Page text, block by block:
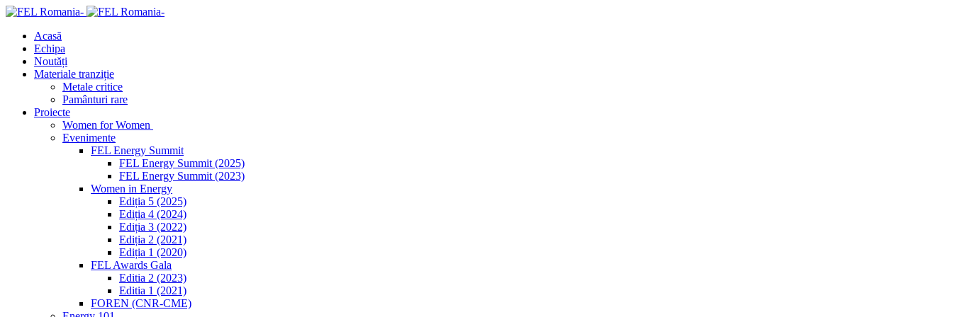
Acasă
Echipa
Noutăți
Materiale tranziție
Metale critice
Pamânturi rare
Proiecte
Women for Women
Evenimente
FEL Energy Summit
FEL Energy Summit (2025)
FEL Energy Summit (2023)
Women in Energy
Ediția 5 (2025)
Ediția 4 (2024)
Ediția 3 (2022)
Ediția 2 (2021)
Ediția 1 (2020)
FEL Awards Gala
Editia 2 (2023)
Editia 1 (2021)
FOREN (CNR-CME)